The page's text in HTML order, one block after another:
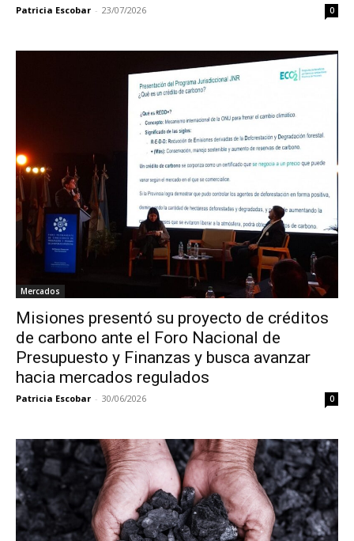
Patricia Escobar - 23/07/2026 0
Mercados
Misiones presentó su proyecto de créditos
de carbono ante el Foro Nacional de
Presupuesto y Finanzas y busca avanzar
hacia mercados regulados
Patricia Escobar - 30/06/2026 0